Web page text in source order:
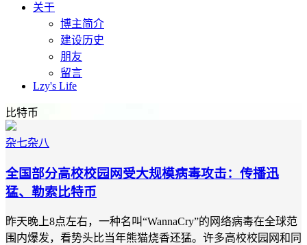
关于
博主简介
建设历史
朋友
留言
Lzy's Life
比特币
杂七杂八
全国部分高校校园网受大规模病毒攻击：传播迅
猛、勒索比特币
昨天晚上8点左右，一种名叫“WannaCry”的网络病毒在全球范
围内爆发，看势头比当年熊猫烧香还猛。许多高校校园网和同